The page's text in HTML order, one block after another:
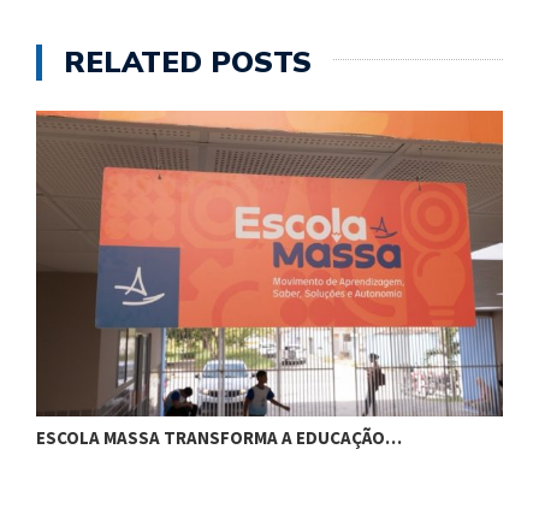
RELATED POSTS
ESCOLA MASSA TRANSFORMA A EDUCAÇÃO…